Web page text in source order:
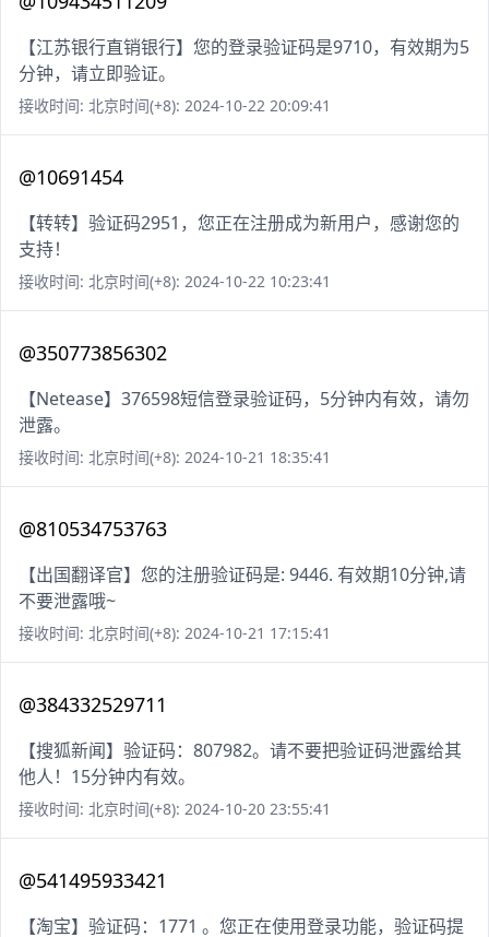
【江苏银行直销银行】您的登录验证码是9710，有效期为5
分钟，请立即验证。
接收时间: 北京时间(+8): 2024-10-22 20:09:41
@10691454
【转转】验证码2951，您正在注册成为新用户，感谢您的
支持！
接收时间: 北京时间(+8): 2024-10-22 10:23:41
@350773856302
【Netease】376598短信登录验证码，5分钟内有效，请勿
泄露。
接收时间: 北京时间(+8): 2024-10-21 18:35:41
@810534753763
【出国翻译官】您的注册验证码是: 9446. 有效期10分钟,请
不要泄露哦~
接收时间: 北京时间(+8): 2024-10-21 17:15:41
@384332529711
【搜狐新闻】验证码：807982。请不要把验证码泄露给其
他人！15分钟内有效。
接收时间: 北京时间(+8): 2024-10-20 23:55:41
@541495933421
【淘宝】验证码：1771 。您正在使用登录功能，验证码提